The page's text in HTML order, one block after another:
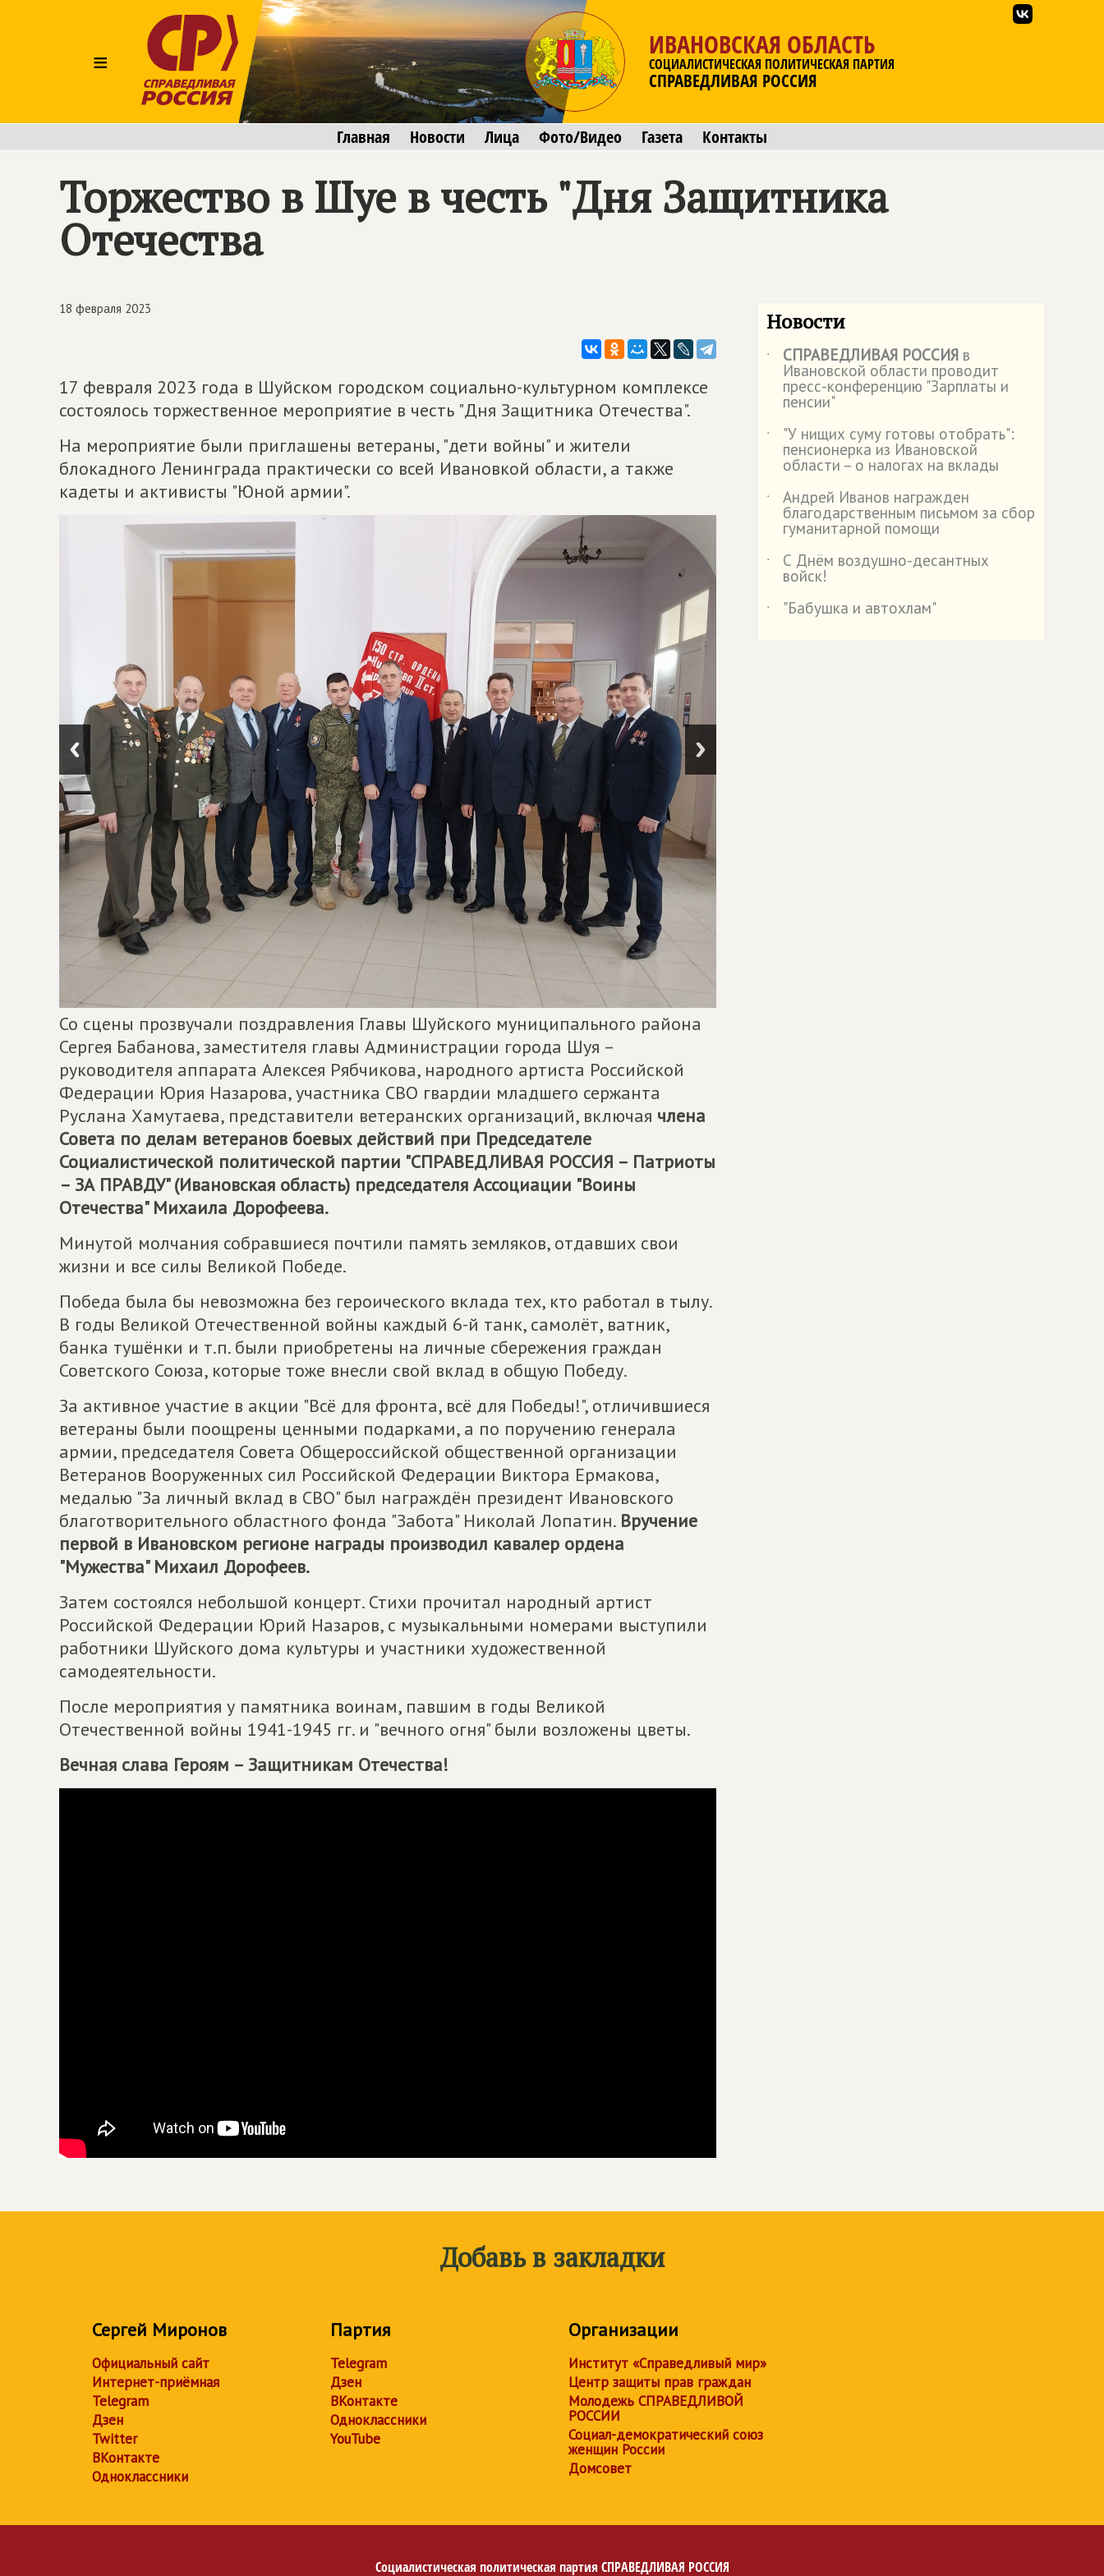
≡
ИВАНОВСКАЯ ОБЛАСТЬ
СОЦИАЛИСТИЧЕСКАЯ ПОЛИТИЧЕСКАЯ ПАРТИЯ
СПРАВЕДЛИВАЯ РОССИЯ
Главная Новости Лица Фото/Видео Газета Контакты
Торжество в Шуе в честь "Дня Защитника
Отечества
18 февраля 2023
17 февраля 2023 года в Шуйском городском социально-культурном комплексе
состоялось торжественное мероприятие в честь "Дня Защитника Отечества".
На мероприятие были приглашены ветераны, "дети войны" и жители
блокадного Ленинграда практически со всей Ивановкой области, а также
кадеты и активисты "Юной армии".
Со сцены прозвучали поздравления Главы Шуйского муниципального района
Сергея Бабанова, заместителя главы Администрации города Шуя –
руководителя аппарата Алексея Рябчикова, народного артиста Российской
Федерации Юрия Назарова, участника СВО гвардии младшего сержанта
Руслана Хамутаева, представители ветеранских организаций, включая члена
Совета по делам ветеранов боевых действий при Председателе
Социалистической политической партии "СПРАВЕДЛИВАЯ РОССИЯ – Патриоты
– ЗА ПРАВДУ" (Ивановская область) председателя Ассоциации "Воины
Отечества" Михаила Дорофеева.
Минутой молчания собравшиеся почтили память земляков, отдавших свои
жизни и все силы Великой Победе.
Победа была бы невозможна без героического вклада тех, кто работал в тылу.
В годы Великой Отечественной войны каждый 6-й танк, самолёт, ватник,
банка тушёнки и т.п. были приобретены на личные сбережения граждан
Советского Союза, которые тоже внесли свой вклад в общую Победу.
За активное участие в акции "Всё для фронта, всё для Победы!", отличившиеся
ветераны были поощрены ценными подарками, а по поручению генерала
армии, председателя Совета Общероссийской общественной организации
Ветеранов Вооруженных сил Российской Федерации Виктора Ермакова,
медалью "За личный вклад в СВО" был награждён президент Ивановского
благотворительного областного фонда "Забота" Николай Лопатин. Вручение
первой в Ивановском регионе награды производил кавалер ордена
"Мужества" Михаил Дорофеев.
Затем состоялся небольшой концерт. Стихи прочитал народный артист
Российской Федерации Юрий Назаров, с музыкальными номерами выступили
работники Шуйского дома культуры и участники художественной
самодеятельности.
После мероприятия у памятника воинам, павшим в годы Великой
Отечественной войны 1941-1945 гг. и "вечного огня" были возложены цветы.
Вечная слава Героям – Защитникам Отечества!
Новости
˙ СПРАВЕДЛИВАЯ РОССИЯ в
Ивановской области проводит
пресс-конференцию "Зарплаты и
пенсии"
˙
"У нищих суму готовы отобрать":
пенсионерка из Ивановской
области – о налогах на вклады
˙
Андрей Иванов награжден
благодарственным письмом за сбор
гуманитарной помощи
˙
С Днём воздушно-десантных
войск!
˙
"Бабушка и автохлам"
Добавь в закладки
Сергей Миронов
Официальный сайт
Интернет-приёмная
Telegram
Дзен
Twitter
ВКонтакте
Одноклассники
Партия
Telegram
Дзен
ВКонтакте
Одноклассники
YouTube
Организации
Институт «Справедливый мир»
Центр защиты прав граждан
Молодежь СПРАВЕДЛИВОЙ
РОССИИ
Социал-демократический союз
женщин России
Домсовет
Социалистическая политическая партия СПРАВЕДЛИВАЯ РОССИЯ